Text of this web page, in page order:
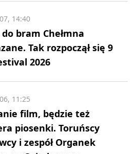
bram Chełmna
Tak rozpoczął się 9
2026
14:40
film, będzie też
piosenki. Toruńscy
i zespół Organek
11:25